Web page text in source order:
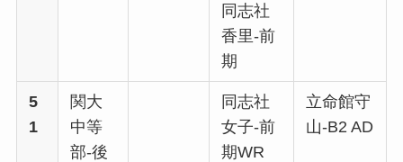
同志社
香里-前
期
5
1
関大
中等
部-後
同志社
女子-前
期WR
立命館守
山-B2 AD